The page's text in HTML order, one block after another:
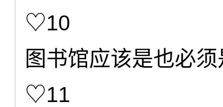
♡10
图书馆应该是也必
♡11